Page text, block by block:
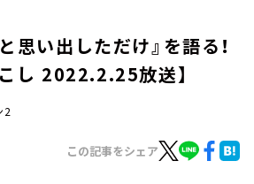
思い出しただけ』を語る！
し 2022.2.25放送】
2
この記事をシェア